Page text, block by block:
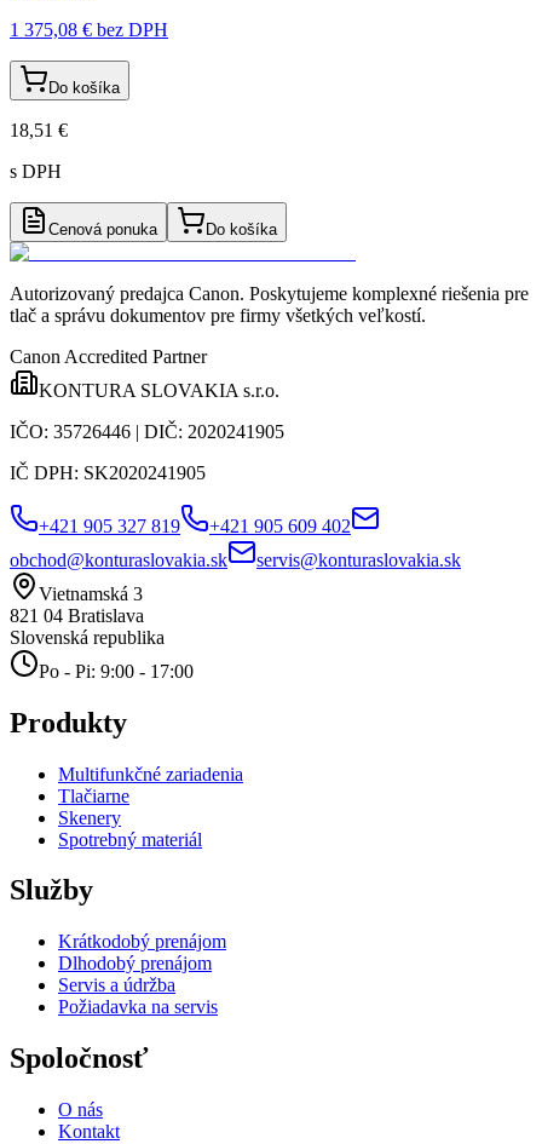
1 375,08 € bez DPH
Do košíka
18,51 €
s DPH
Cenová ponuka Do košíka
Autorizovaný predajca Canon. Poskytujeme komplexné riešenia pre
tlač a správu dokumentov pre firmy všetkých veľkostí.
Canon Accredited Partner
KONTURA SLOVAKIA s.r.o.
IČO: 35726446 | DIČ: 2020241905
IČ DPH: SK2020241905
+421 905 327 819
+421 905 609 402
obchod@konturaslovakia.sk
servis@konturaslovakia.sk
Vietnamská 3
821 04 Bratislava
Slovenská republika
Po - Pi: 9:00 - 17:00
Produkty
Multifunkčné zariadenia
Tlačiarne
Skenery
Spotrebný materiál
Služby
Krátkodobý prenájom
Dlhodobý prenájom
Servis a údržba
Požiadavka na servis
Spoločnosť
O nás
Kontakt